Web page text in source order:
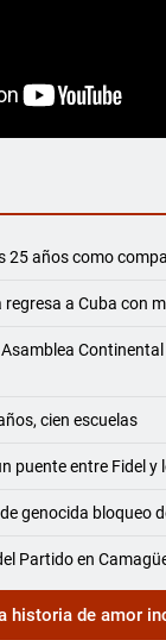
25 años como
a Cuba con
cien escuelas
puente entre Fidel y
genocida bloqueo
Partido en
historia de amor